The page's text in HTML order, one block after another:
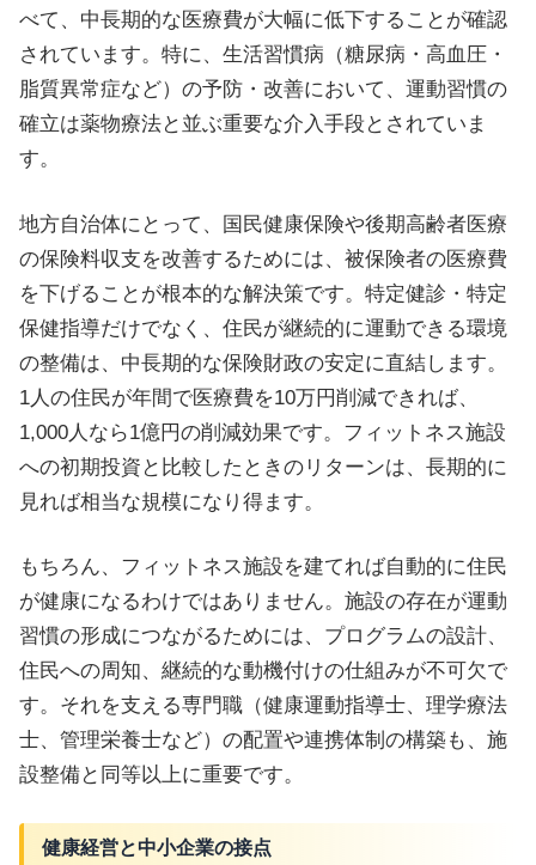
べて、中長期的な医療費が大幅に低下することが確認
されています。特に、生活習慣病（糖尿病・高血圧・
脂質異常症など）の予防・改善において、運動習慣の
確立は薬物療法と並ぶ重要な介入手段とされていま
す。
地方自治体にとって、国民健康保険や後期高齢者医療
の保険料収支を改善するためには、被保険者の医療費
を下げることが根本的な解決策です。特定健診・特定
保健指導だけでなく、住民が継続的に運動できる環境
の整備は、中長期的な保険財政の安定に直結します。
1人の住民が年間で医療費を10万円削減できれば、
1,000人なら1億円の削減効果です。フィットネス施設
への初期投資と比較したときのリターンは、長期的に
見れば相当な規模になり得ます。
もちろん、フィットネス施設を建てれば自動的に住民
が健康になるわけではありません。施設の存在が運動
習慣の形成につながるためには、プログラムの設計、
住民への周知、継続的な動機付けの仕組みが不可欠で
す。それを支える専門職（健康運動指導士、理学療法
士、管理栄養士など）の配置や連携体制の構築も、施
設整備と同等以上に重要です。
健康経営と中小企業の接点